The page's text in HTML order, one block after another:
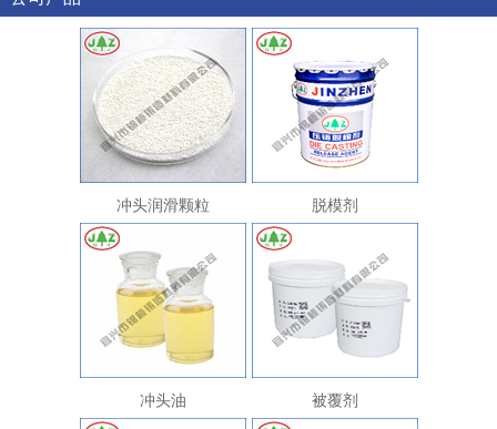
冲头润滑颗粒 脱模剂
冲头油 被覆剂